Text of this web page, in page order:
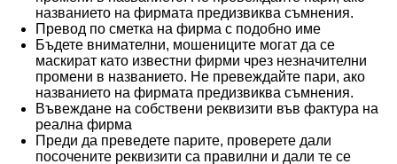
названието на фирмата предизвиква съмнения.
Превод по сметка на фирма с подобно име
Бъдете внимателни, мошениците могат да се
маскират като известни фирми чрез незначителни
промени в названието. Не превеждайте пари, ако
названието на фирмата предизвиква съмнения.
Въвеждане на собствени реквизити във фактура на
реална фирма
Преди да преведете парите, проверете дали
посочените реквизити са правилни и дали те се